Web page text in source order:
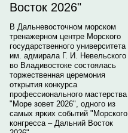
Восток 2026"
В Дальневосточном морском
тренажерном центре Морского
государственного университета
им. адмирала Г. И. Невельского
во Владивостоке состоялась
торжественная церемония
открытия конкурса
профессионального мастерства
"Море зовет 2026", одного из
самых ярких событий "Морского
конгресса – Дальний Восток